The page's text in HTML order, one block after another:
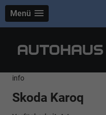
Menü
info
Skoda Karoq